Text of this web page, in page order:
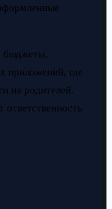
бюджеты,
приложений, где
на родителей.